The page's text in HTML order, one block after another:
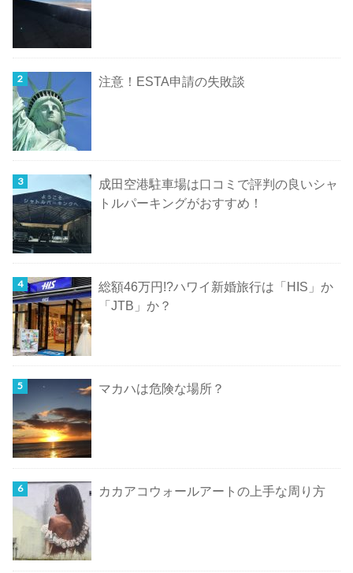
注意！ESTA申請の失敗談
成田空港駐車場は口コミで評判の良いシャ
トルパーキングがおすすめ！
総額46万円!?ハワイ新婚旅行は「HIS」か
「JTB」か？
マカハは危険な場所？
カカアコウォールアートの上手な周り方